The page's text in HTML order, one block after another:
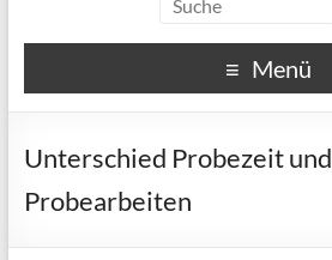
Menü
Unterschied Probezeit und
Probearbeiten